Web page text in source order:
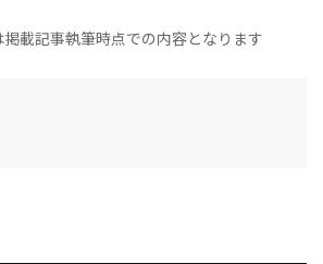
載記事執筆時点での内容となります